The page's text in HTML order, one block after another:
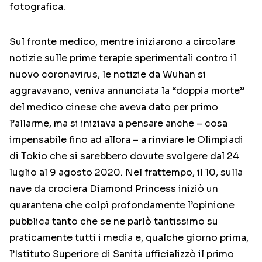
fotografica.
Sul fronte medico, mentre iniziarono a circolare
notizie sulle prime terapie sperimentali contro il
nuovo coronavirus, le notizie da Wuhan si
aggravavano, veniva annunciata la “doppia morte”
del medico cinese che aveva dato per primo
l’allarme, ma si iniziava a pensare anche – cosa
impensabile fino ad allora – a rinviare le Olimpiadi
di Tokio che si sarebbero dovute svolgere dal 24
luglio al 9 agosto 2020. Nel frattempo, il 10, sulla
nave da crociera Diamond Princess iniziò un
quarantena che colpì profondamente l’opinione
pubblica tanto che se ne parlò tantissimo su
praticamente tutti i media e, qualche giorno prima,
l’Istituto Superiore di Sanità ufficializzò il primo